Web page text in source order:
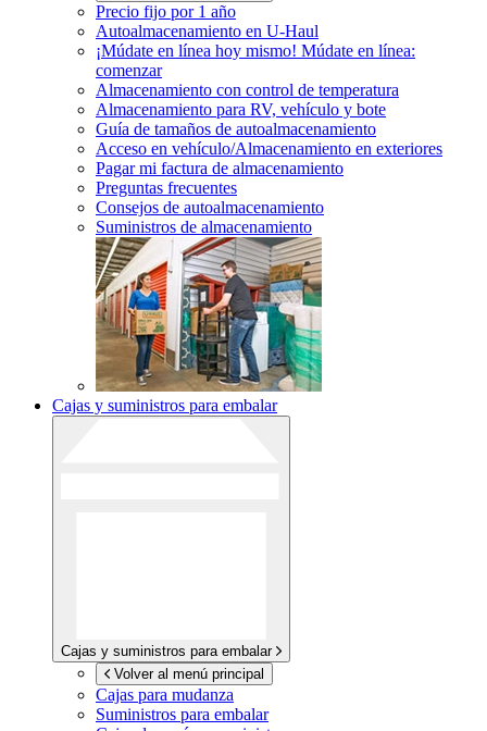
Precio fijo por 1 año
Autoalmacenamiento en U-Haul
¡Múdate en línea hoy mismo! Múdate en línea:
comenzar
Almacenamiento con control de temperatura
Almacenamiento para RV, vehículo y bote
Guía de tamaños de autoalmacenamiento
Acceso en vehículo/Almacenamiento en exteriores
Pagar mi factura de almacenamiento
Preguntas frecuentes
Consejos de autoalmacenamiento
Suministros de almacenamiento
Cajas y suministros para embalar
Cajas y suministros para embalar
Volver al menú principal
Cajas para mudanza
Suministros para embalar